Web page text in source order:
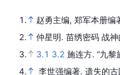
1.
赵勇主编, 郑军本册
2.
仲星明. 苗绣密码 战
3.
3.1 3.2 施连方. “九黎
4.
李世强编著. 遗失的古